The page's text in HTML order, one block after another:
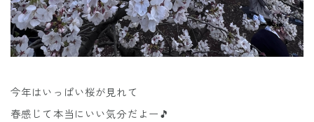
今年はいっぱい桜が見れて
春感じて本当にいい気分だよー🎵